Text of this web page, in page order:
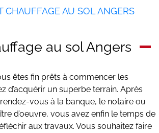
CHAUFFAGE AU SOL ANGERS
au sol Angers
êtes fin prêts à commencer les
d’acquérir un superbe terrain. Après
vous à la banque, le notaire ou
d’oeuvre, vous avez enfin le temps de
aux travaux. Vous souhaitez faire